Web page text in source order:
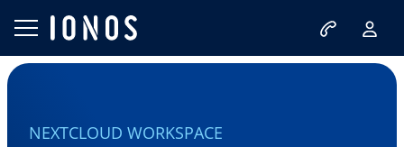
NEXTCLOUD WORKSPACE